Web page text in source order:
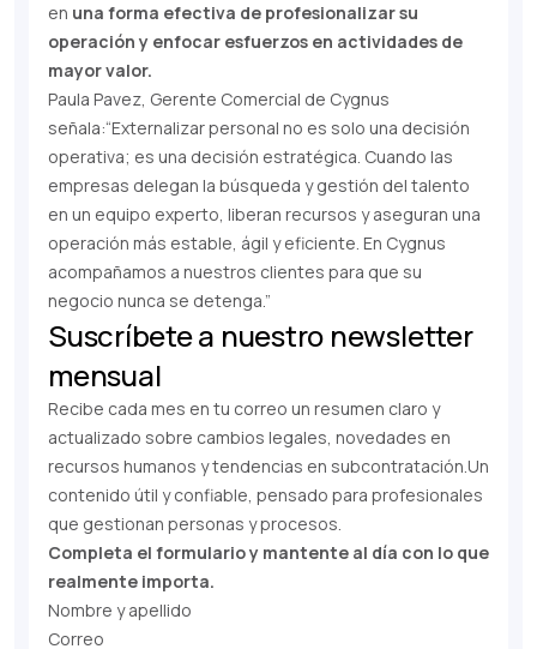
en una forma efectiva de profesionalizar su
operación y enfocar esfuerzos en actividades de
mayor valor.
Paula Pavez, Gerente Comercial de Cygnus
señala:“Externalizar personal no es solo una decisión
operativa; es una decisión estratégica. Cuando las
empresas delegan la búsqueda y gestión del talento
en un equipo experto, liberan recursos y aseguran una
operación más estable, ágil y eficiente. En Cygnus
acompañamos a nuestros clientes para que su
negocio nunca se detenga.”
Suscríbete a nuestro newsletter
mensual
Recibe cada mes en tu correo un resumen claro y
actualizado sobre cambios legales, novedades en
recursos humanos y tendencias en subcontratación.Un
contenido útil y confiable, pensado para profesionales
que gestionan personas y procesos.
Completa el formulario y mantente al día con lo que
realmente importa.
Nombre y apellido
Correo